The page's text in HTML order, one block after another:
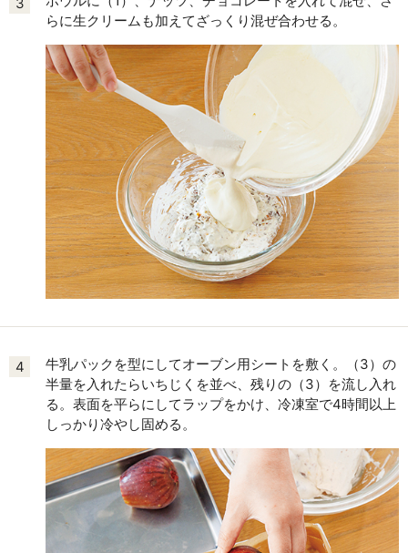
らに生クリームも加えてざっくり混ぜ合わせる。
4
牛乳パックを型にしてオーブン用シートを敷く。（3）の
半量を入れたらいちじくを並べ、残りの（3）を流し入れ
る。表面を平らにしてラップをかけ、冷凍室で4時間以上
しっかり冷やし固める。